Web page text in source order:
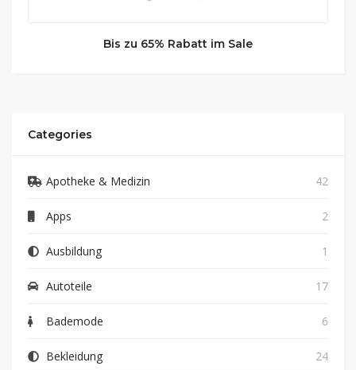
Bis zu 65% Rabatt im Sale
Categories
Apotheke & Medizin 42
Apps 2
Ausbildung 1
Autoteile 17
Bademode 6
Bekleidung 24